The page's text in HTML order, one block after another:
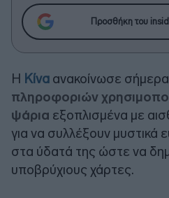
Προσθήκη του
Η Κίνα ανακοίνωσε σήμερα
πληροφοριών
ψάρια εξοπλισμένα με
για να συλλέξουν μυστικά
στα ύδατά της ώστε να
υποβρύχιους χάρτες.